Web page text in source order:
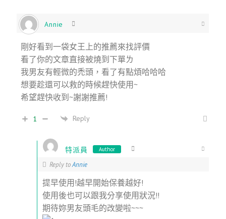
Annie
剛好看到一袋女王上的推薦來找評價
看了你的文章直接被燒到下單ㄌ
我男友有輕微的禿頭，看了有點煩哈哈哈
想要趁還可以救的時候趕快使用~
希望趕快收到~謝謝推薦!
1 Reply
特派員 Author
Reply toAnnie
提早使用!越早開始保養越好!
使用後也可以跟我分享使用狀況!!
期待妳男友頭毛的改變啦~~~